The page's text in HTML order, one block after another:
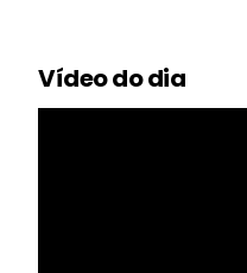
Vídeo do dia